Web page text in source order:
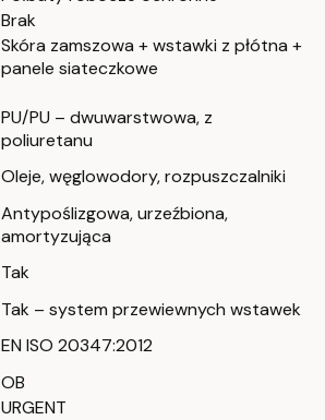
Brak
Skóra zamszowa + wstawki z płótna +
panele siateczkowe
PU/PU – dwuwarstwowa, z
poliuretanu
Oleje, węglowodory, rozpuszczalniki
Antypoślizgowa, urzeźbiona,
amortyzująca
Tak
Tak – system przewiewnych wstawek
EN ISO 20347:2012
OB
URGENT